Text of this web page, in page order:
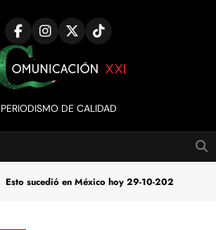
Comunicación
XXI
PERIODISMO DE CALIDAD
Esto sucedió en México hoy 29-10-202